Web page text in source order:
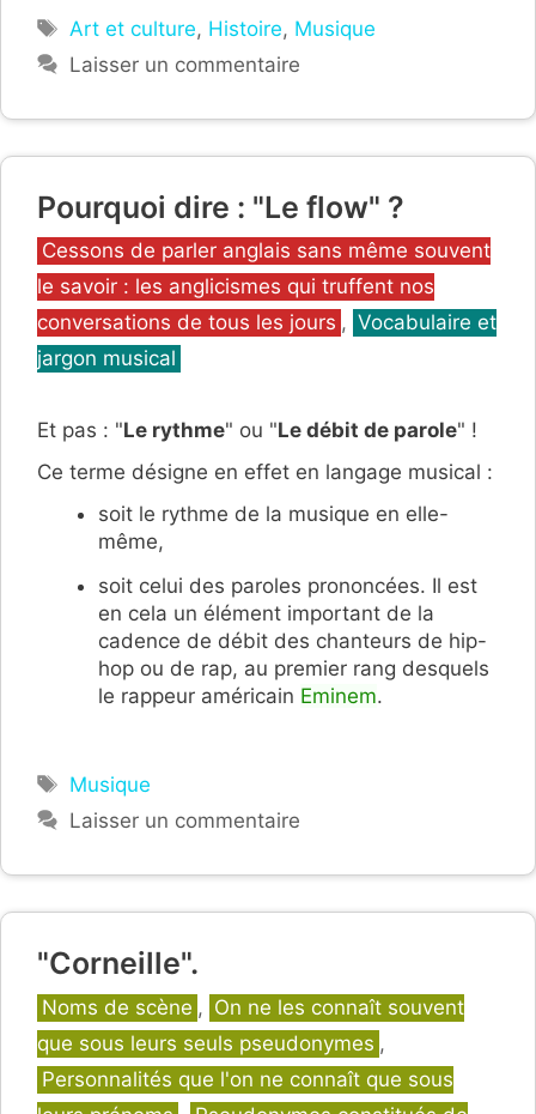
Étiquettes
Art et culture, Histoire, Musique
Laisser un commentaire
Pourquoi dire : "Le flow" ?
Catégories
Cessons de parler anglais sans même souvent
le savoir : les anglicismes qui truffent nos
conversations de tous les jours , Vocabulaire et
jargon musical
Et pas : "Le rythme" ou "Le débit de parole" !
Ce terme désigne en effet en langage musical :
soit le rythme de la musique en elle-
même,
soit celui des paroles prononcées. Il est
en cela un élément important de la
cadence de débit des chanteurs de hip-
hop ou de rap, au premier rang desquels
le rappeur américain Eminem.
Étiquettes
Musique
Laisser un commentaire
"Corneille".
Catégories
Noms de scène , On ne les connaît souvent
que sous leurs seuls pseudonymes ,
Personnalités que l'on ne connaît que sous